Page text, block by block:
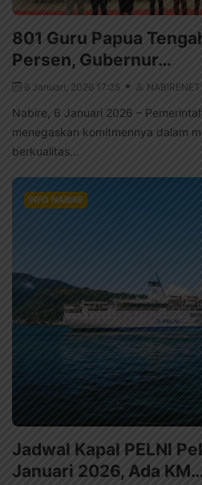
801 Guru Papua
Persen, Gubernur…
6 Januari, 2026 17:25 NABIRENET
Nabire, 6 Januari 2026 –
menegaskan komitmennya dalam
berkualitas...
INFO NABIRE
Jadwal Kapal PELNI
Januari 2026, Ada